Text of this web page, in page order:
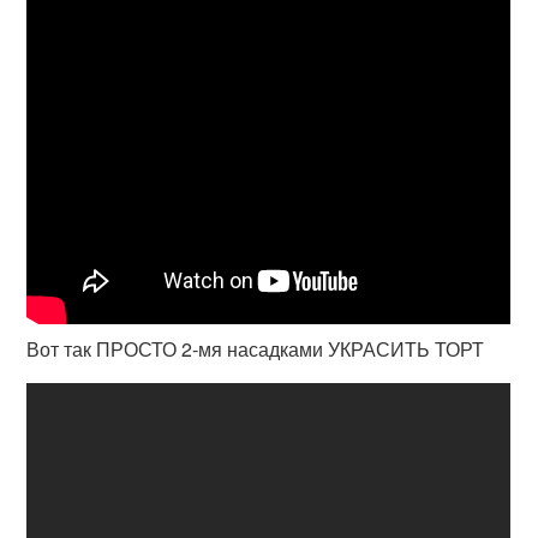
Вот так ПРОСТО 2-мя насадками УКРАСИТЬ ТОРТ